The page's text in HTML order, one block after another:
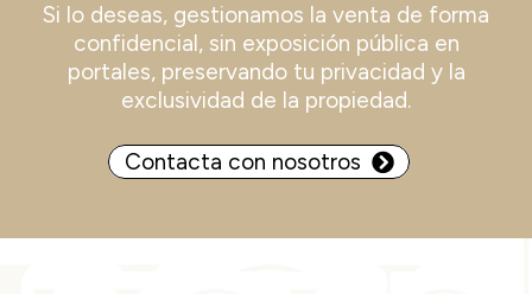
Si lo deseas, gestionamos la venta de forma
confidencial, sin exposición pública en
portales, preservando tu privacidad y la
exclusividad de la propiedad.
Contacta con nosotros